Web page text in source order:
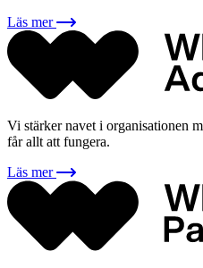
Läs mer
Vi stärker navet i organisationen
får allt att fungera.
Läs mer